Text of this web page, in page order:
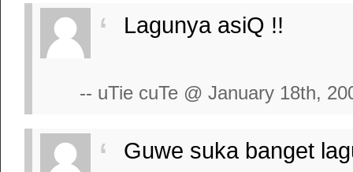
Lagunya asiQ !!
-- uTie cuTe @ January 18th,
Guwe suka banget